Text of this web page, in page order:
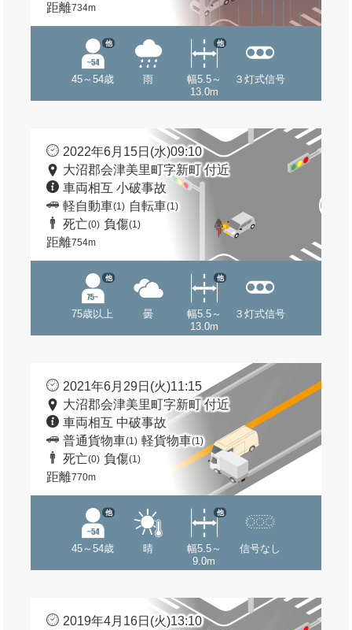
距離734m
45～54歳
他
雨
幅5.5～
13.0m
他
３灯式信号
2022年6月15日(水)09:10
大沼郡会津美里町字新町 付近
車両相互 小破事故
軽自動車(1) 自転車(1)
死亡(0) 負傷(1)
距離754m
75歳以上
他
曇
幅5.5～
13.0m
他
３灯式信号
2021年6月29日(火)11:15
大沼郡会津美里町字新町 付近
車両相互 中破事故
普通貨物車(1) 軽貨物車(1)
死亡(0) 負傷(1)
距離770m
45～54歳
他
晴
幅5.5～
9.0m
他
信号なし
2019年4月16日(火)13:10